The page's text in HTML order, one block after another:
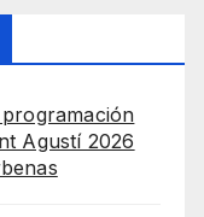
Agustí 2026